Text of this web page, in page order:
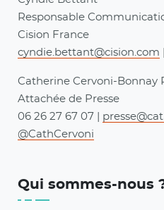
Responsable
Cision France
cyndie.bettant@cision.com
Catherine Cervoni-Bonnay
Attachée de Presse
06 26 27 67 07 |
@CathCervoni
Qui sommes-nous